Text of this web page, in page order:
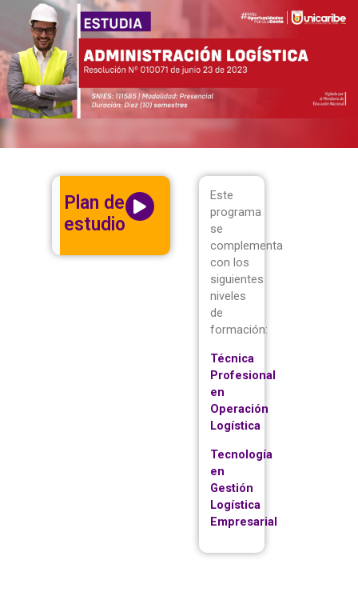
Plan de
estudio
Este
programa
se
complementa
con los
siguientes
niveles
de
formación:
Técnica
Profesional
en
Operación
Logística
Tecnología
en
Gestión
Logística
Empresarial